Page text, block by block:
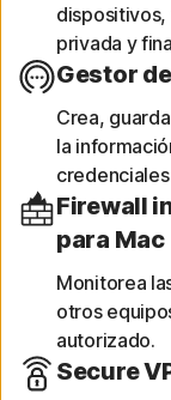
privada y
Gestor
Crea,
la
Firewall
para Mac
Monitorea
otros
autorizado.
Secure